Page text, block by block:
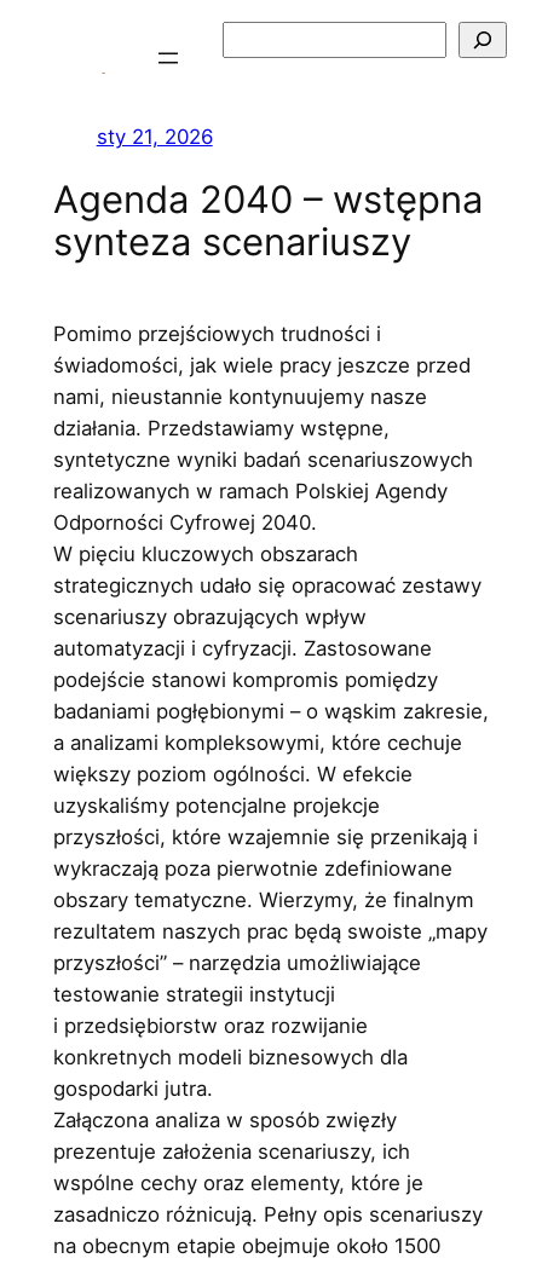
sty 21, 2026
Agenda 2040 – wstępna
synteza scenariuszy
Pomimo przejściowych trudności i
świadomości, jak wiele pracy jeszcze przed
nami, nieustannie kontynuujemy nasze
działania. Przedstawiamy wstępne,
syntetyczne wyniki badań scenariuszowych
realizowanych w ramach Polskiej Agendy
Odporności Cyfrowej 2040.
W pięciu kluczowych obszarach
strategicznych udało się opracować zestawy
scenariuszy obrazujących wpływ
automatyzacji i cyfryzacji. Zastosowane
podejście stanowi kompromis pomiędzy
badaniami pogłębionymi – o wąskim zakresie,
a analizami kompleksowymi, które cechuje
większy poziom ogólności. W efekcie
uzyskaliśmy potencjalne projekcje
przyszłości, które wzajemnie się przenikają i
wykraczają poza pierwotnie zdefiniowane
obszary tematyczne. Wierzymy, że finalnym
rezultatem naszych prac będą swoiste „mapy
przyszłości” – narzędzia umożliwiające
testowanie strategii instytucji
i przedsiębiorstw oraz rozwijanie
konkretnych modeli biznesowych dla
gospodarki jutra.
Załączona analiza w sposób zwięzły
prezentuje założenia scenariuszy, ich
wspólne cechy oraz elementy, które je
zasadniczo różnicują. Pełny opis scenariuszy
na obecnym etapie obejmuje około 1500